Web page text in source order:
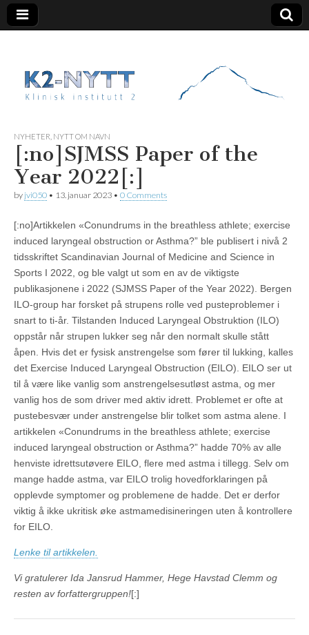
K2 Nytt
NYHETER NYTT OM NAVN
[:no]SJMSS Paper of the
Year 2022[:]
by jvi050 • 13. januar 2023 • 0 Comments
[:no]Artikkelen «Conundrums in the breathless athlete; exercise
induced laryngeal obstruction or Asthma?” ble publisert i nivå 2
tidsskriftet Scandinavian Journal of Medicine and Science in
Sports I 2022, og ble valgt ut som en av de viktigste
publikasjonene i 2022 (SJMSS Paper of the Year 2022). Bergen
ILO-group har forsket på strupens rolle ved pusteproblemer i
snart to ti-år. Tilstanden Induced Laryngeal Obstruktion (ILO)
oppstår når strupen lukker seg når den normalt skulle stått
åpen. Hvis det er fysisk anstrengelse som fører til lukking, kalles
det Exercise Induced Laryngeal Obstruction (EILO). EILO ser ut
til å være like vanlig som anstrengelsesutløst astma, og mer
vanlig hos de som driver med aktiv idrett. Problemet er ofte at
pustebesvær under anstrengelse blir tolket som astma alene. I
artikkelen «Conundrums in the breathless athlete; exercise
induced laryngeal obstruction or Asthma?” hadde 70% av alle
henviste idrettsutøvere EILO, flere med astma i tillegg. Selv om
mange hadde astma, var EILO trolig hovedforklaringen på
opplevde symptomer og problemene de hadde. Det er derfor
viktig å ikke ukritisk øke astmamedisineringen uten å kontrollere
for EILO.
Lenke til artikkelen.
Vi gratulerer Ida Jansrud Hammer, Hege Havstad Clemm og
resten av forfattergruppen![:]